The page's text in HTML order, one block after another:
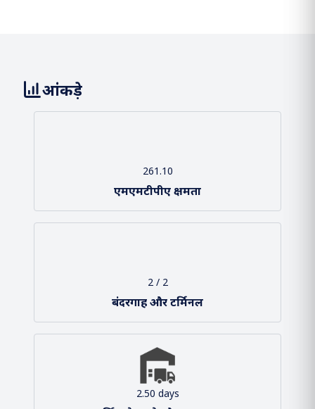
आंकड़े
261.10
एमएमटीपीए क्षमता
2 / 2
बंदरगाह और टर्मिनल
2.50 days